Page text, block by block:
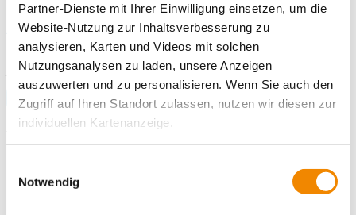
Partner-Dienste mit Ihrer Einwilligung einsetzen, um die
Website-Nutzung zur Inhaltsverbesserung zu
analysieren, Karten und Videos mit solchen
Nutzungsanalysen zu laden, unsere Anzeigen
auszuwerten und zu personalisieren. Wenn Sie auch den
Zugriff auf Ihren Standort zulassen, nutzen wir diesen zur
individuellen Kartenanzeige.
unsere Partner Daten wie Ihre IP-Adresse und
verarbeiten diese zusammen mit Daten von anderen
Notwendig
Aktuelles
Übergabe der Nektar-Tankstellean dasHeilpädagogische
Jugendhilfe und Ausbildungszentrum in Bad Langensalza:
Facebook-Beitrag öffnen